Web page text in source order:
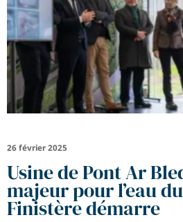
Usine de Pont Ar
majeur pour l’eau
Finistère démarre
26 février 2025